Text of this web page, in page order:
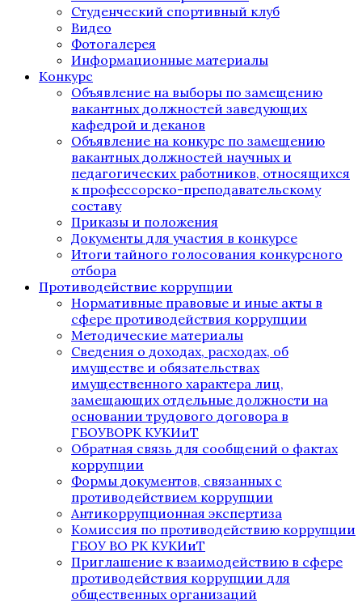
Студенческий спортивный клуб
Видео
Фотогалерея
Информационные материалы
Конкурс
Объявление на выборы по замещению
вакантных должностей заведующих
кафедрой и деканов
Объявление на конкурс по замещению
вакантных должностей научных и
педагогических работников, относящихся
к профессорско-преподавательскому
составу
Приказы и положения
Документы для участия в конкурсе
Итоги тайного голосования конкурсного
отбора
Противодействие коррупции
Нормативные правовые и иные акты в
сфере противодействия коррупции
Методические материалы
Сведения о доходах, расходах, об
имуществе и обязательствах
имущественного характера лиц,
замещающих отдельные должности на
основании трудового договора в
ГБОУВОРК КУКИиТ
Обратная связь для сообщений о фактах
коррупции
Формы документов, связанных с
противодействием коррупции
Антикоррупционная экспертиза
Комиссия по противодействию коррупции
ГБОУ ВО РК КУКИиТ
Приглашение к взаимодействию в сфере
противодействия коррупции для
общественных организаций